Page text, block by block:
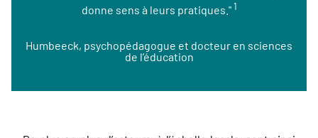
donne sens à leurs pratiques."1
Humbeeck, psychopédagogue et docteur en sciences
de l’éducation